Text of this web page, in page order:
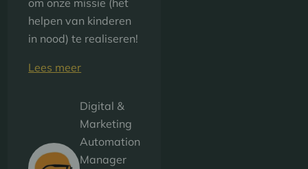
helpen van kinderen
in nood) te realiseren!
Lees meer
Digital &
Marketing
Automation
Manager